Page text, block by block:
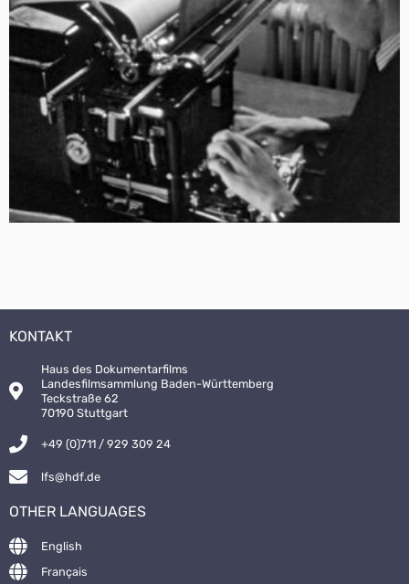
KONTAKT
Haus des Dokumentarfilms
Landesfilmsammlung Baden-Württemberg
Teckstraße 62
70190 Stuttgart
+49 (0)711 / 929 309 24
lfs@hdf.de
OTHER LANGUAGES
English
Français